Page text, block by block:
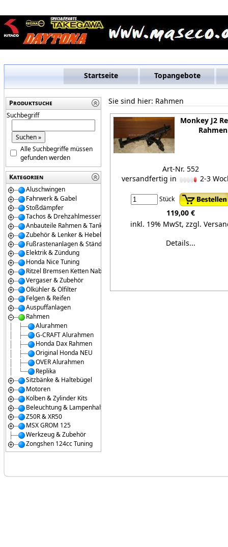
Startseite Topangebote
Produktsuche
Suchbegriff
Alle Suchbegriffe müssen
gefunden werden
Kategorien
Aluschwingen
Fahrwerk & Gabel
Stoßdämpfer
Tachos & Drehzahlmesser
Anbauteile Rahmen & Tanks
Zubehör & Lenker & Hebel
Fußrastenanlagen & Ständer
Elektrik & Zündung
Honda Nice Tuning
Ritzel Bremsen Ketten Naben
Vergaser & Zubehör
Ölkühler & Ölfilter
Felgen & Reifen
Auspuffanlagen
Rahmen
Alurahmen
G-CRAFT Alurahmen
Honda Dax Rahmen
Original Honda NEU
OVER Alurahmen
Replika
Sitzbänke & Haltebügel
Motoren
Kolben & Zylinder Kits
Beleuchtung & Lampenhalter
Z50R & XR50
MSX GROM 125
Werkzeug & Zubehör
Zongshen 124cc Tuning
Sie sind hier: Rahmen
Monkey J2
Rahmen
Art-Nr. 552
versandfertig in
2-3
Stück
119,00 €
inkl. 19% MwSt, zzgl.
Details...